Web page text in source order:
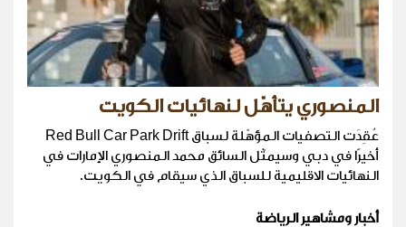
المنصوري يتأهّل لنهائيات الكويت
عُقِدَت التصفيات المؤهّلة لسباق Red Bull Car Park Drift
أخيرًا في دبي وسيمثّل السائق محمد المنصوري الإمارات في
النهائيات الاقليمية للسباق الذي سيقام في الكويت.
أخبار ومشاهير الرياضة